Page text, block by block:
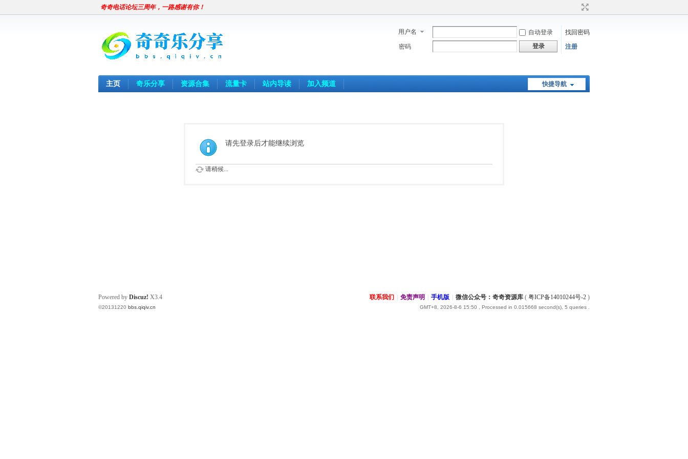
奇奇电话论坛三周年，一路感谢有你！
用户名 自动登录
找回密码
密码
登录 注册
快捷导航
主页 奇乐分享 资源合集 流量卡 站内导读 加入频道
请先登录后才能继续浏览
请稍候...
联系我们 免责声明 手机版 微信公众号：奇奇资源库 ( 粤ICP备14010244号-2 )
GMT+8, 2026-8-6 15:50 , Processed in 0.015668 second(s), 5 queries .
Powered by Discuz! X3.4
©20131220 bbs.qiqiv.cn